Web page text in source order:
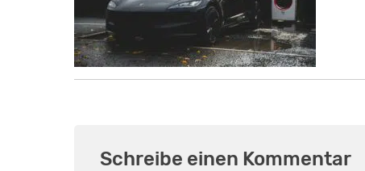
Schreibe einen Kommentar